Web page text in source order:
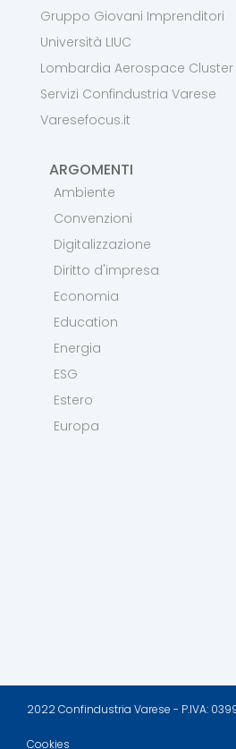
Gruppo Giovani Imprenditori
Università LIUC
Lombardia Aerospace Cluster
Servizi Confindustria Varese
Varesefocus.it
ARGOMENTI
Ambiente
Convenzioni
Digitalizzazione
Diritto d'impresa
Economia
Education
Energia
ESG
Estero
Europa
2022 Confindustria Varese - P.IVA:
Cookies